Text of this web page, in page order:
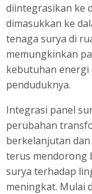
diintegrasikan ke
dimasukkan ke
tenaga surya di
memungkinkan
kebutuhan energi
penduduknya.
Integrasi panel
perubahan
berkelanjutan
terus mendorong
surya terhadap
meningkat. Mulai